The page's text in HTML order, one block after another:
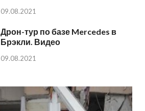
09.08.2021
Дрон-тур по базе Mercedes в
Брэкли. Видео
09.08.2021